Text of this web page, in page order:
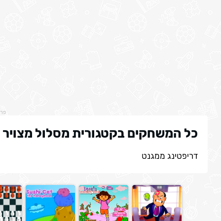
כל המשחקים בקטגורית מסלול מצויר
דריפטינג ממגנט